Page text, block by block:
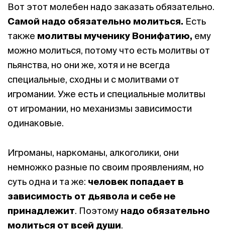
Вот этот молебен надо заказать обязательно.
Самой надо обязательно молиться. Есть
также молитвы мученику Вонифатию, ему
можно молиться, потому что есть молитвы от
пьянства, но они же, хотя и не всегда
специальные, сходны и с молитвами от
игромании. Уже есть и специальные молитвы
от игромании, но механизмы зависимости
одинаковые.
Игроманы, наркоманы, алкоголики, они
немножко разные по своим проявлениям, но
суть одна и та же: человек попадает в
зависимость от дьявола и себе не
принадлежит. Поэтому надо обязательно
молиться от всей души.